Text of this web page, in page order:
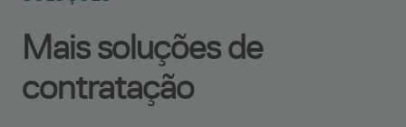
Mais soluções de
contratação